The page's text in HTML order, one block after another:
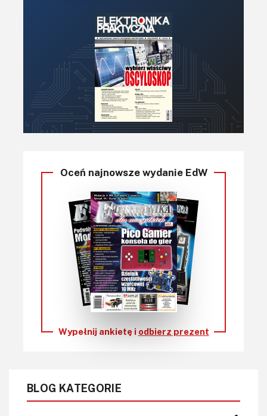
Oceń najnowsze wydanie EdW
Wypełnij ankietę i odbierz prezent
BLOG KATEGORIE